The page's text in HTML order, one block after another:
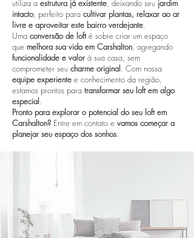
utiliza a estrutura já existente, deixando seu jardim
intacto, perfeito para cultivar plantas, relaxar ao ar
livre e aproveitar este bairro verdejante.
Uma conversão de lofté sobre criar um espaço
que melhora sua vida em Carshalton, agregando
funcionalidade e valor à sua casa, sem
comprometer seu charme original. Com nossa
equipe experiente e conhecimento da região,
estamos prontos para transformar seu loft em algo
especial.
Pronto para explorar o potencial do seu loft em
Carshalton? Entre em contato e vamos começar a
planejar seu espaço dos sonhos.